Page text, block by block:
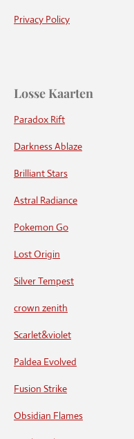
Privacy Policy
Losse Kaarten
Paradox Rift
Darkness Ablaze
Brilliant Stars
Astral Radiance
Pokemon Go
Lost Origin
Silver Tempest
crown zenith
Scarlet&violet
Paldea Evolved
Fusion Strike
Obsidian Flames